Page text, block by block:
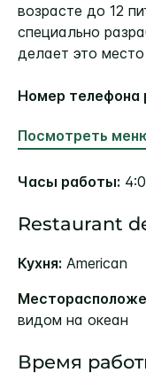
возрасте до 12
специально
делает это
Номер телефона
Посмотреть
Часы работы:
Restaurant
Кухня: American
видом на океан
Время